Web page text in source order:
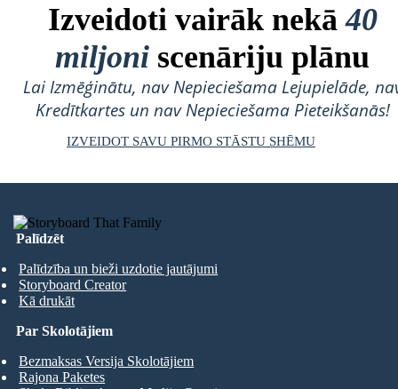
Izveidoti vairāk nekā40
miljoni scenāriju plānu
Lai Izmēģinātu, nav Nepieciešama Lejupielāde,
Kredītkartes un nav Nepieciešama Pieteikšanās!
IZVEIDOT SAVU PIRMO STĀSTU SHĒMU
Palīdzēt
Palīdzība un bieži uzdotie jautājumi
Storyboard Creator
Kā drukāt
Par Skolotājiem
Bezmaksas Versija Skolotājiem
Rajona Paketes